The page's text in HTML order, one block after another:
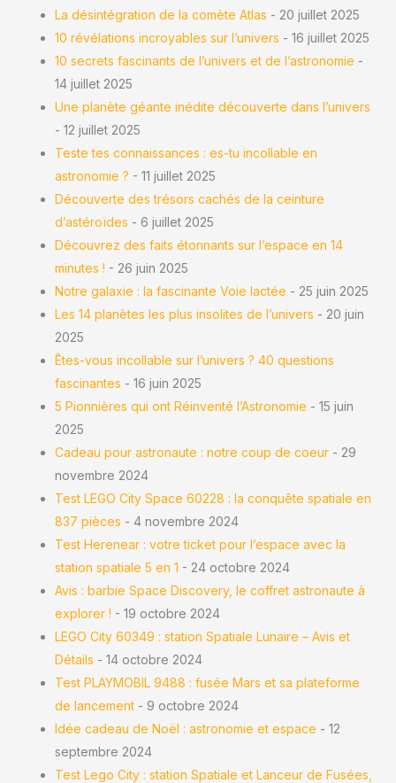
La désintégration de la comète Atlas - 20 juillet 2025
10 révélations incroyables sur l’univers - 16 juillet 2025
10 secrets fascinants de l’univers et de l’astronomie -
14 juillet 2025
Une planète géante inédite découverte dans l’univers
- 12 juillet 2025
Teste tes connaissances : es-tu incollable en
astronomie ? - 11 juillet 2025
Découverte des trésors cachés de la ceinture
d’astéroïdes - 6 juillet 2025
Découvrez des faits étonnants sur l’espace en 14
minutes ! - 26 juin 2025
Notre galaxie : la fascinante Voie lactée - 25 juin 2025
Les 14 planètes les plus insolites de l’univers - 20 juin
2025
Êtes-vous incollable sur l’univers ? 40 questions
fascinantes - 16 juin 2025
5 Pionnières qui ont Réinventé l’Astronomie - 15 juin
2025
Cadeau pour astronaute : notre coup de coeur - 29
novembre 2024
Test LEGO City Space 60228 : la conquête spatiale en
837 pièces - 4 novembre 2024
Test Herenear : votre ticket pour l’espace avec la
station spatiale 5 en 1 - 24 octobre 2024
Avis : barbie Space Discovery, le coffret astronaute à
explorer ! - 19 octobre 2024
LEGO City 60349 : station Spatiale Lunaire – Avis et
Détails - 14 octobre 2024
Test PLAYMOBIL 9488 : fusée Mars et sa plateforme
de lancement - 9 octobre 2024
Idée cadeau de Noël : astronomie et espace - 12
septembre 2024
Test Lego City : station Spatiale et Lanceur de Fusées,